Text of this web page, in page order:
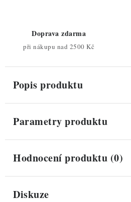
Doprava zdarma
při nákupu nad 2500 Kč
Popis produktu
Parametry produktu
Hodnocení produktu (0)
Diskuze